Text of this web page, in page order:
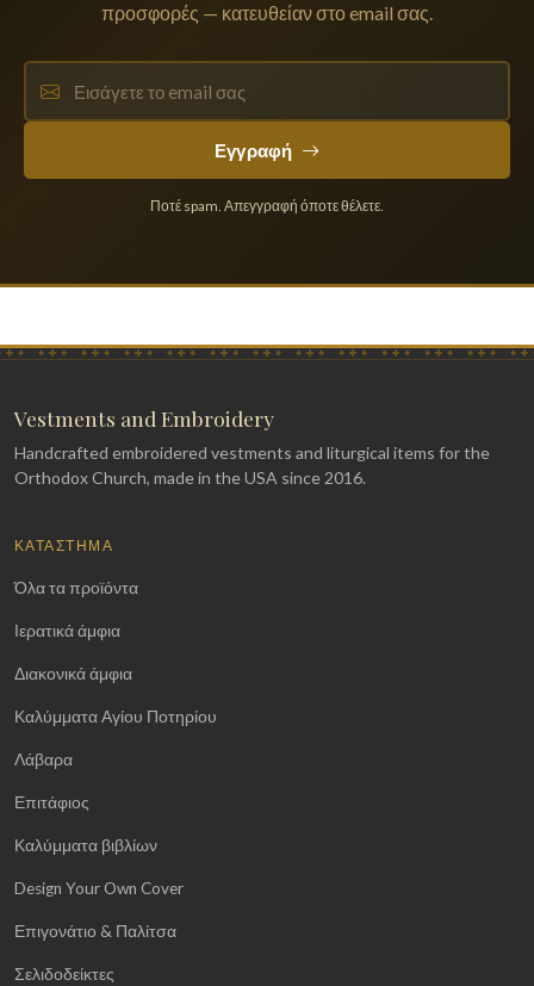
προσφορές — κατευθείαν στο email σας.
Εγγραφή
Ποτέ spam. Απεγγραφή όποτε θέλετε.
Vestments and Embroidery
Handcrafted embroidered vestments and liturgical items for the
Orthodox Church, made in the USA since 2016.
ΚΑΤΆΣΤΗΜΑ
Όλα τα προϊόντα
Ιερατικά άμφια
Διακονικά άμφια
Καλύμματα Αγίου Ποτηρίου
Λάβαρα
Επιτάφιος
Καλύμματα βιβλίων
Design Your Own Cover
Επιγονάτιο & Παλίτσα
Σελιδοδείκτες